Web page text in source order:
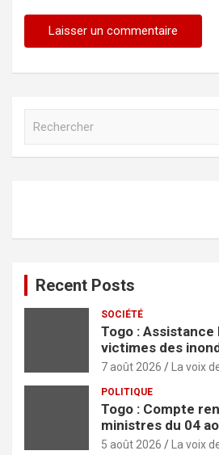
h
Recent Posts
SOCIÉTÉ
Togo :
victimes des
7 août 2026 La voix
POLITIQUE
Togo : Compte
ministres du 04
5 août 2026 La voix